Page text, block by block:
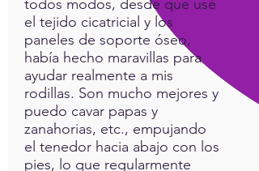
certification. This is a strongly
recommended class.
The cost of the class is $240
per the calendar year. All
classes are recorded and
posted for later viewing or
reviewing. Allowing access to
the full year of classes no
todos modos, desde que usé
el tejido cicatricial y los
paneles de soporte óseo,
había hecho maravillas para
ayudar realmente a mis
rodillas. Son mucho mejores y
puedo cavar papas y
zanahorias, etc., empujando
el tenedor hacia abajo con los
pies, lo que regularmente